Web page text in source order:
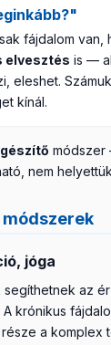
fájdalom van,
elvesztés is —
eleshet.
kínál.
módszer
nem
jóga
az
krónikus
a komplex